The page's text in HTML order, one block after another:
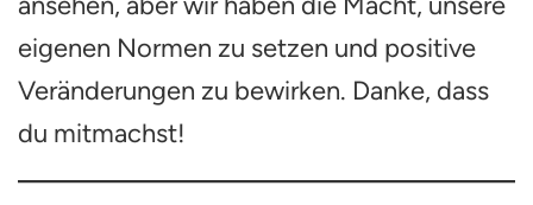
eigenen Normen zu setzen und positive
Veränderungen zu bewirken. Danke, dass
du mitmachst!